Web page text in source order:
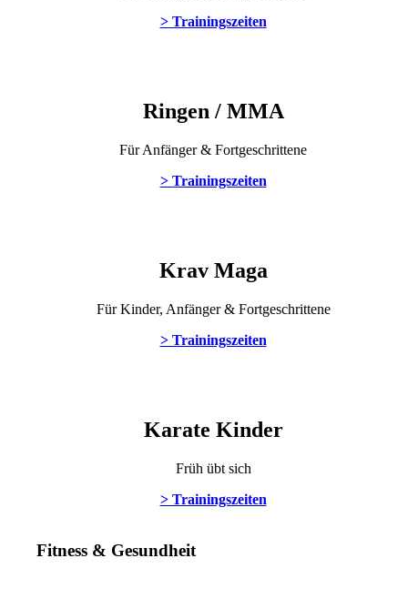
> Trainingszeiten
Ringen / MMA
Für Anfänger & Fortgeschrittene
> Trainingszeiten
Krav Maga
Für Kinder, Anfänger & Fortgeschrittene
> Trainingszeiten
Karate Kinder
Früh übt sich
> Trainingszeiten
Fitness & Gesundheit